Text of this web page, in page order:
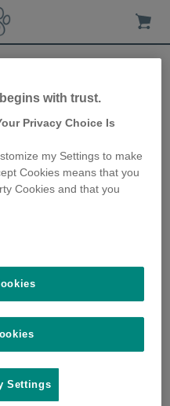
si mon
surpoids ?
ou souffre
with trust.
Privacy Choice Is
my Settings to make
Cookies means that you
Cookies and that you
Settings